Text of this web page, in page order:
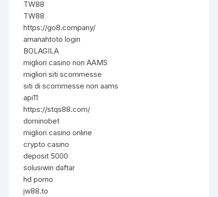
TW88
TW88
https://go8.company/
amanahtoto login
BOLAGILA
migliori casino non AAMS
migliori siti scommesse
siti di scommesse non aams
api11
https://stqs88.com/
dominobet
migliori casino online
crypto casino
deposit 5000
solusiwin daftar
hd porno
jw88.to